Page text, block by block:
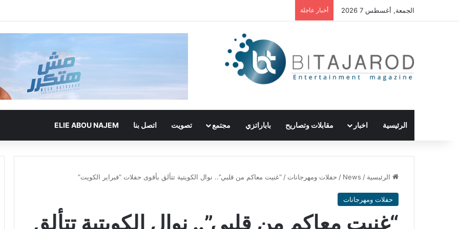
الجمعة, أغسطس 7 2026 أخبار عاجلة
الرئيسية اخبار مقابلات وتصاريح باباراتزي مجتمع تصويت اتصل بنا ELIE ABOU NAJEM
الرئيسية /
News
/ حفلات ومهرجانات / “غنيت معاكم من قلبي”.. نوال الكويتية تتألق بأقوى حفلات “فبراير الكويت”
حفلات ومهرجانات
“غنيت معاكم من قلبي”.. نوال الكويتية تتألق